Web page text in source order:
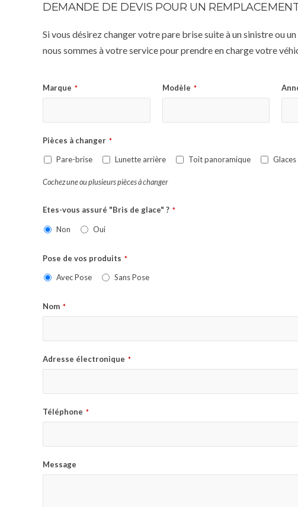
DEMANDE DE DEVIS POUR UN
Si vous désirez changer votre pare brise suite à un sinistre ou
nous sommes à votre service pour prendre en charge votre
Marque * Modèle *
Pièces à changer *
Pare-brise Lunette arrière Toit panoramique
Cochez une ou plusieurs pièces à changer
Etes-vous assuré "Bris de glace" ? *
Non Oui
Pose de vos produits *
Avec Pose Sans Pose
Nom *
Adresse électronique *
Téléphone *
Message